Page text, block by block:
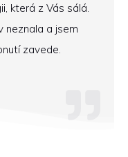
která z Vás sálá.
neznala a jsem
zavede.